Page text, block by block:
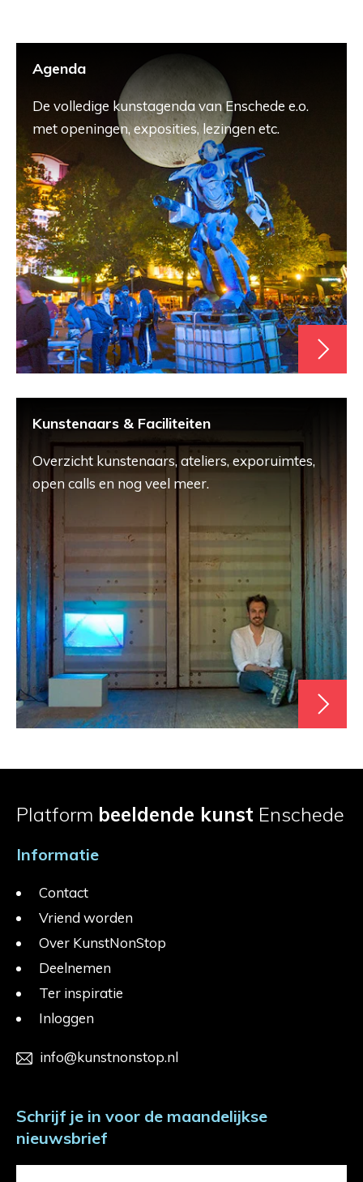
Agenda
De volledige kunstagenda van Enschede e.o.
met openingen, exposities, lezingen etc.
Kunstenaars & Faciliteiten
Overzicht kunstenaars, ateliers, exporuimtes,
open calls en nog veel meer.
Platform beeldende kunst Enschede
Informatie
Contact
Vriend worden
Over KunstNonStop
Deelnemen
Ter inspiratie
Inloggen
info@kunstnonstop.nl
Schrijf je in voor de maandelijkse
nieuwsbrief